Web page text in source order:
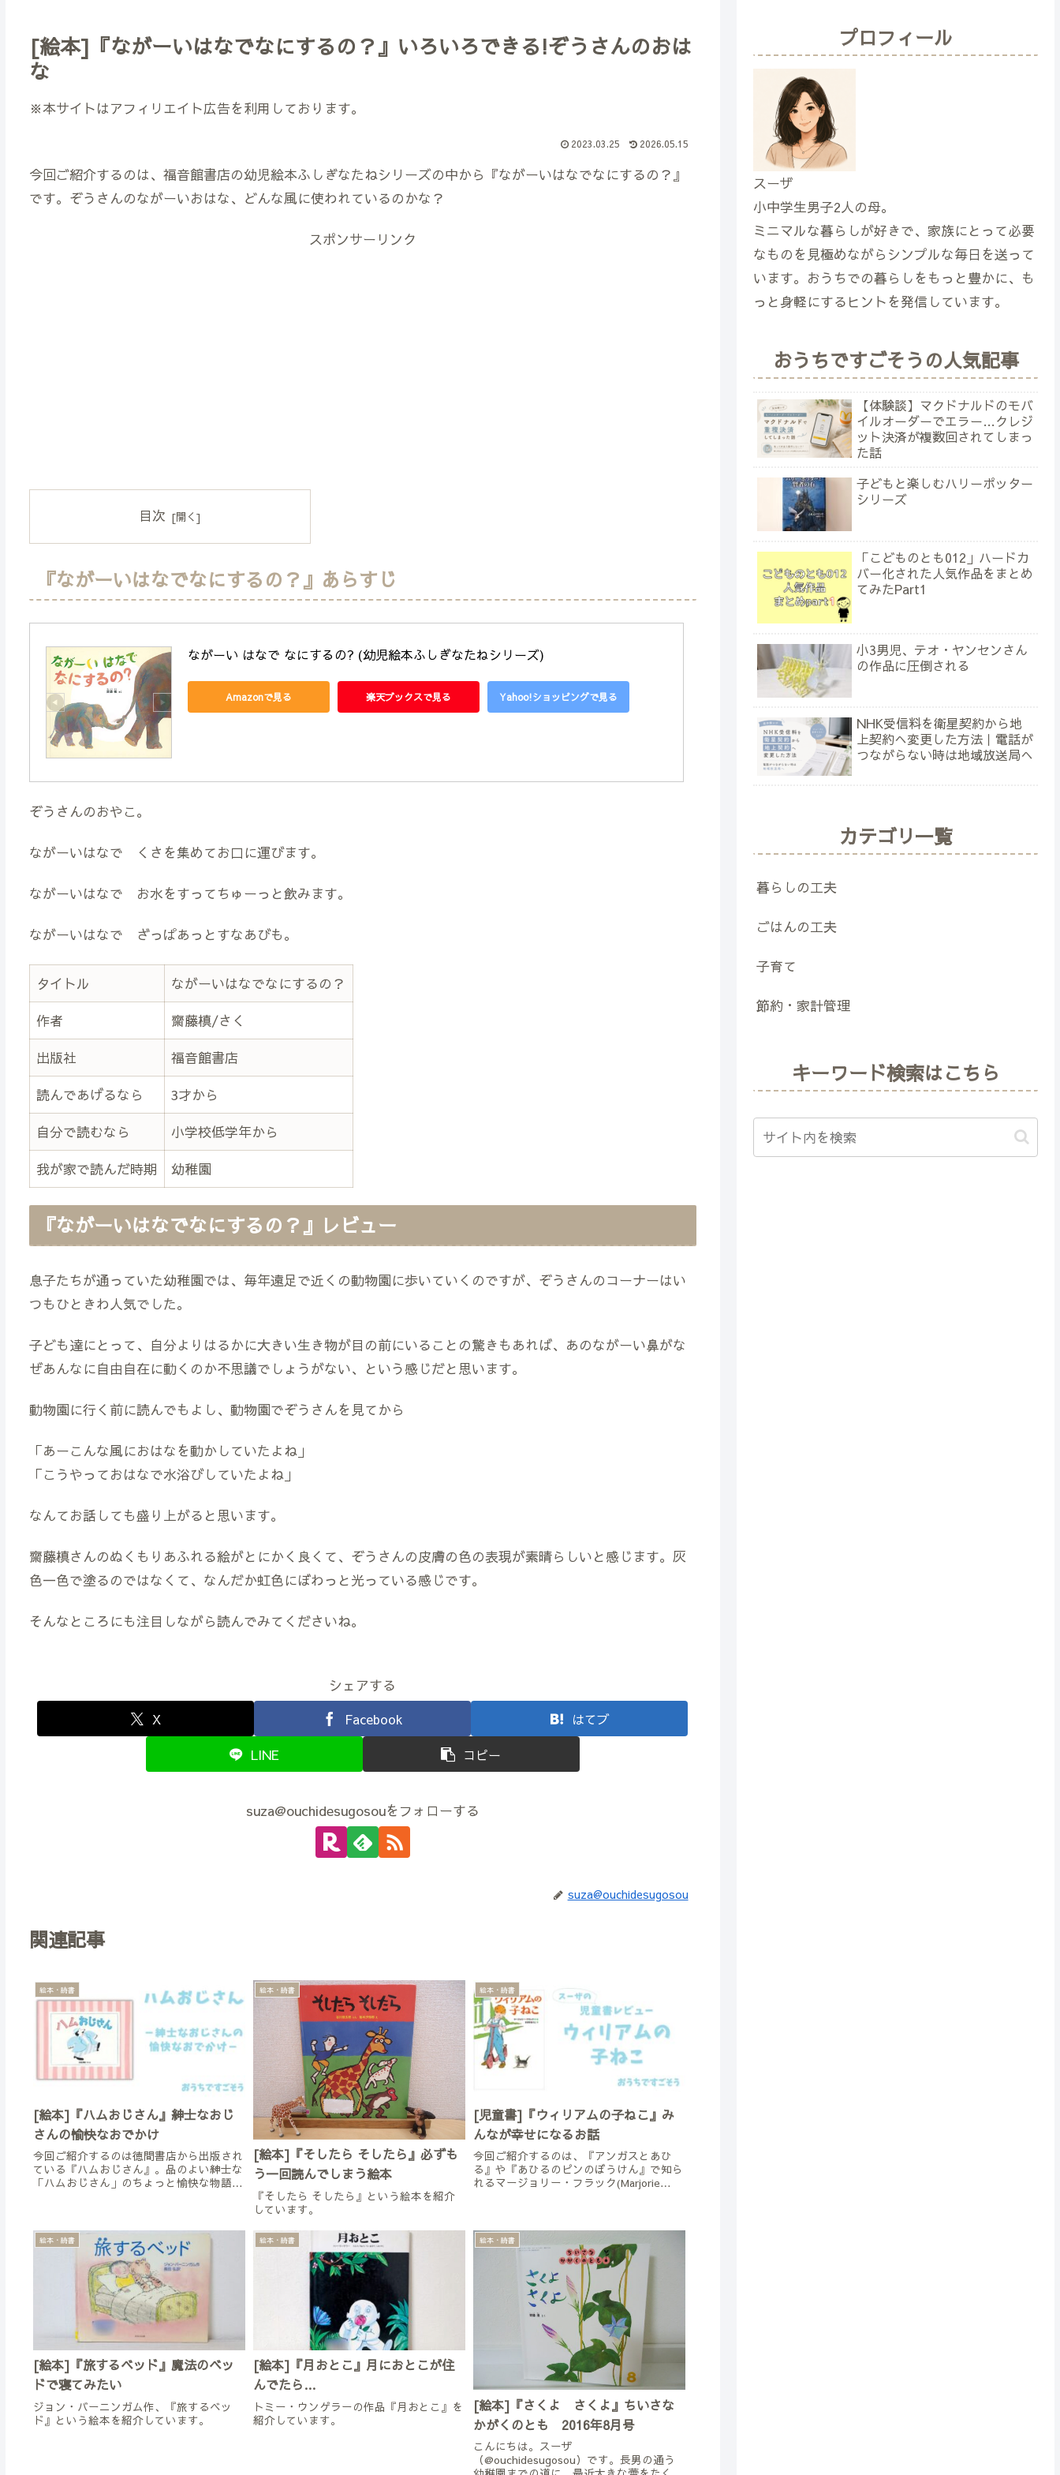
[絵本]『ながーいはなでなにするの？』いろいろできる!ぞうさんのおは
な
※本サイトはアフィリエイト広告を利用しております。
2023.03.25 2026.05.15
今回ご紹介するのは、福音館書店の幼児絵本ふしぎなたねシリーズの中から『ながーいはなでなにするの？』
です。ぞうさんのながーいおはな、どんな風に使われているのかな？
スポンサーリンク
目次
『ながーいはなでなにするの？』あらすじ
ながーい はなで なにするの? (幼児絵本ふしぎなたねシリーズ)
Amazonで見る 楽天ブックスで見る Yahoo!ショッピングで見る
ぞうさんのおやこ。
ながーいはなで くさを集めてお口に運びます。
ながーいはなで お水をすってちゅーっと飲みます。
ながーいはなで ざっぱあっとすなあびも。
タイトル
ながーいはなでなにするの？
作者
齋藤槙/さく
出版社
福音館書店
読んであげるなら
3才から
自分で読むなら
小学校低学年から
我が家で読んだ時期
幼稚園
『ながーいはなでなにするの？』レビュー
息子たちが通っていた幼稚園では、毎年遠足で近くの動物園に歩いていくのですが、ぞうさんのコーナーはい
つもひときわ人気でした。
子ども達にとって、自分よりはるかに大きい生き物が目の前にいることの驚きもあれば、あのながーい鼻がな
ぜあんなに自由自在に動くのか不思議でしょうがない、という感じだと思います。
動物園に行く前に読んでもよし、動物園でぞうさんを見てから
「あーこんな風におはなを動かしていたよね」
「こうやっておはなで水浴びしていたよね」
なんてお話しても盛り上がると思います。
齋藤槙さんのぬくもりあふれる絵がとにかく良くて、ぞうさんの皮膚の色の表現が素晴らしいと感じます。灰
色一色で塗るのではなくて、なんだか虹色にぼわっと光っている感じです。
そんなところにも注目しながら読んでみてくださいね。
シェアする
X Facebook はてブ
LINE コピー
suza@ouchidesugosouをフォローする
suza@ouchidesugosou
関連記事
絵本・読書
[絵本]『ハムおじさん』紳士なおじ
さんの愉快なおでかけ
今回ご紹介するのは徳間書店から出版され
ている『ハムおじさん』。品のよい紳士な
「ハムおじさん」のちょっと愉快な物語で
絵本・読書
[絵本]『そしたら そしたら』必ずも
う一回読んでしまう絵本
『そしたら そしたら』という絵本を紹介
しています。
絵本・読書
[児童書]『ウィリアムの子ねこ』み
んなが幸せになるお話
今回ご紹介するのは、『アンガスとあひ
る』や『あひるのピンのぼうけん』で知ら
れるマージョリー・フラック(Marjorie
絵本・読書
[絵本]『旅するベッド』魔法のベッ
ドで寝てみたい
ジョン・バーニンガム作、『旅するベッ
ド』という絵本を紹介しています。
絵本・読書
[絵本]『月おとこ』月におとこが住
んでたら…
トミー・ウンゲラーの作品『月おとこ』を
紹介しています。
絵本・読書
[絵本]『さくよ さくよ』ちいさな
かがくのとも 2016年8月号
こんにちは。スーザ
（@ouchidesugosou）です。長男の通う
プロフィール
スーザ
小中学生男子2人の母。
ミニマルな暮らしが好きで、家族にとって必要
なものを見極めながらシンプルな毎日を送って
います。おうちでの暮らしをもっと豊かに、も
っと身軽にするヒントを発信しています。
おうちですごそうの人気記事
【体験談】マクドナルドのモバ
イルオーダーでエラー…クレジ
ット決済が複数回されてしまっ
た話
子どもと楽しむハリーポッター
シリーズ
「こどものとも012」ハードカ
バー化された人気作品をまとめ
てみたPart1
小3男児、テオ・ヤンセンさん
の作品に圧倒される
NHK受信料を衛星契約から地
上契約へ変更した方法｜電話が
つながらない時は地域放送局へ
カテゴリ一覧
暮らしの工夫
ごはんの工夫
子育て
節約・家計管理
キーワード検索はこちら